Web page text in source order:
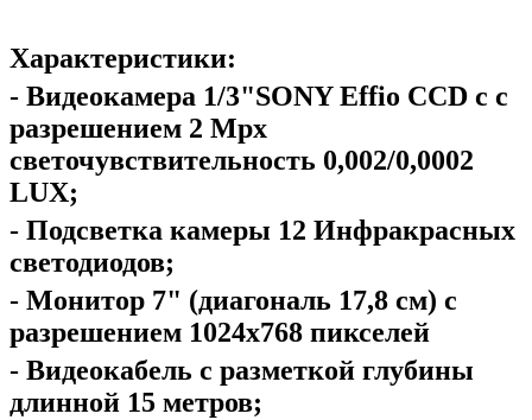
Характеристики:
- Видеокамера 1/3"SONY Effio CCD c с
разрешением 2 Mpx
светочувствительность 0,002/0,0002
LUX;
- Подсветка камеры 12 Инфракрасных
светодиодов;
- Монитор 7" (диагональ 17,8 см) с
разрешением 1024х768 пикселей
- Видеокабель с разметкой глубины
длинной 15 метров;